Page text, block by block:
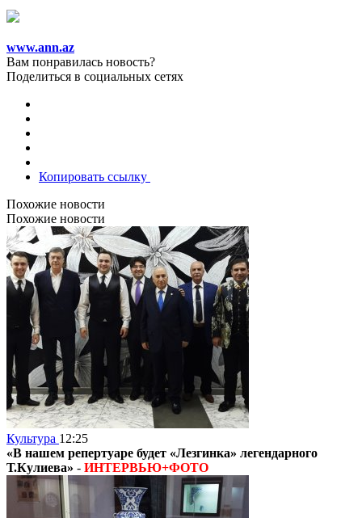
www.ann.az
Вам понравилась новость?
Поделиться в социальных сетях
Копировать ссылку
Похожие новости
Похожие новости
Культура 12:25
«В нашем репертуаре будет «Лезгинка» легендарного
Т.Кулиева» - ИНТЕРВЬЮ+ФОТО